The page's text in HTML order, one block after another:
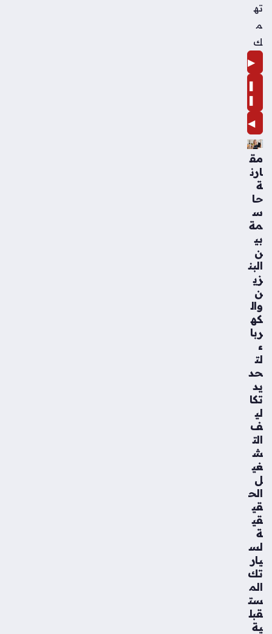
ته
م
ك
▶
❚
❚
◀
مق
ارن
ة
حا
س
مة
بي
ن
البن
زي
ن
وال
كه
ربا
ء
لت
حد
يد
تكا
لي
ف
الت
ش
غي
ل
الح
قي
قي
ة
لس
يار
تك
الم
ست
قبل
ية